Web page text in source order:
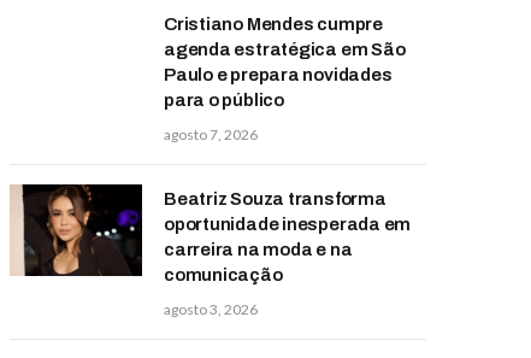
Cristiano Mendes cumpre
agenda estratégica em São
Paulo e prepara novidades
para o público
agosto 7, 2026
Beatriz Souza transforma
oportunidade inesperada em
carreira na moda e na
comunicação
agosto 3, 2026